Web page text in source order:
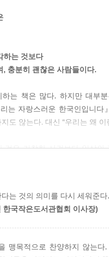
전통
일깨운 6·25 전쟁
투력, 루프탑 코리아
로 본 한국의 위상
는 대한민국
리 하늘을 지킨다
군 보유국
래 전장을 여는 한국
대한민국
우리가 김구다
한국인의 정체성
존하는 도시, 서울
하는 것보다
, 충분히 괜찮은 사람들이다.
하는 책은 많다. 하지만 대부
는 자랑스러운 한국인입니
도 않는다. 대신 “우리는 왜
것은 거창한 사건보다 일상
서 한국 사회만의 질서와 철학
장 과정을 단순한 경제 발전
이는 시민의 힘에 주목한다.
화와 민주화를 동시에 이뤄낸
가장 큰 가치는 우리에게 잃
는 것의 의미를 다시 세워준
한국작은도서관협회 이사장)
맹목적으로 찬양하지 않는